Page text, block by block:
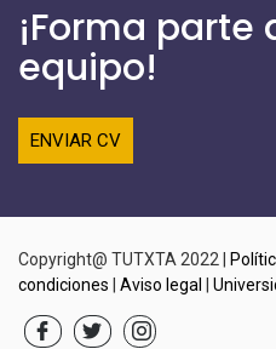
¡Forma parte
equipo!
ENVIAR CV
Copyright@ TUTXTA 2022 |
condiciones
Aviso legal